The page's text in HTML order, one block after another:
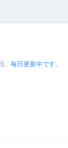
毎日更新中です。